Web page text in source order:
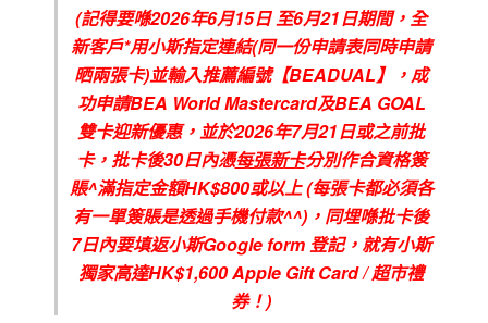
(記得要喺2026年6月15日至6月21日期間，全
新客戶*用小斯指定連結(同一份申請表同時申請
晒兩張卡)並輸入推薦編號【BEADUAL】，成
功申請BEA World Mastercard及BEA GOAL
雙卡迎新優惠，並於2026年7月21日或之前批
卡，批卡後30日內憑每張新卡分別作合資格簽
賬^滿指定金額HK$800或以上(每張卡都必須各
有一單簽賬是透過手機付款^^) ，同埋喺批卡後
7日內要填返小斯Google form 登記，就有小斯
獨家高達HK$1,600 Apple Gift Card /超市禮
券！)